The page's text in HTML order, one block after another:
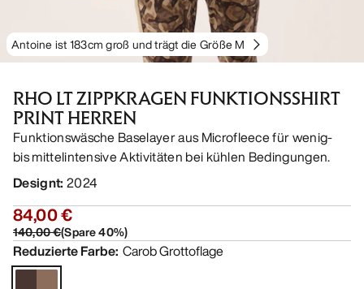
Antoine ist 183cm groß und trägt die Größe M
RHO LT ZIPPKRAGEN FUNKTIONSSHIRT
PRINT HERREN
Funktionswäsche Baselayer aus Microfleece für wenig-
bis mittelintensive Aktivitäten bei kühlen Bedingungen.
Designt: 2024
84,00 €
140,00 €(Spare40%)
Reduzierte Farbe: Carob Grottoflage